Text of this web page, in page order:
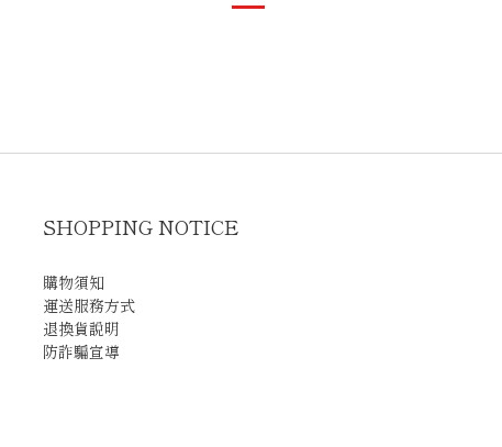
SHOPPING NOTICE
購物須知
運送服務方式
退換貨說明
防詐騙宣導